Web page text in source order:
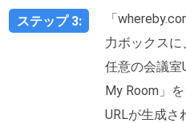
ステップ 3:
「
力ボックス
任意の会議室
My Room」
URLが生成さ